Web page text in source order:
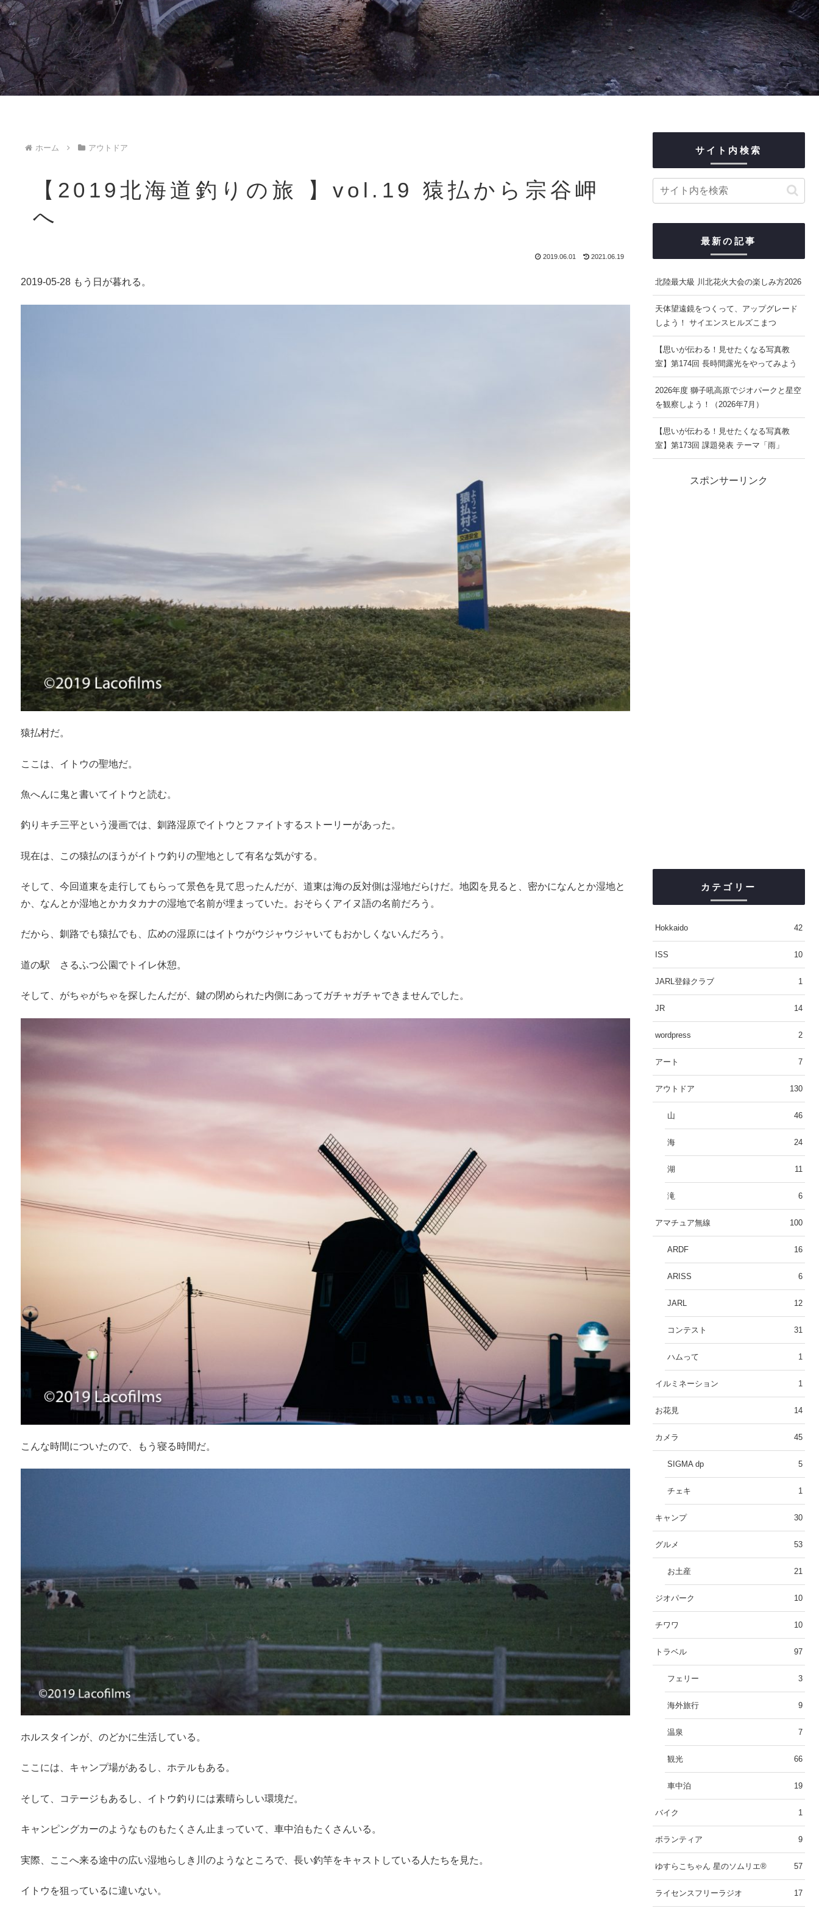
ホーム アウトドア
【2019北海道釣りの旅 】vol.19 猿払から宗谷岬
へ
2019.06.01 2021.06.19
2019-05-28 もう日が暮れる。
猿払村だ。
ここは、イトウの聖地だ。
魚へんに鬼と書いてイトウと読む。
釣りキチ三平という漫画では、釧路湿原でイトウとファイトするストーリーがあった。
現在は、この猿払のほうがイトウ釣りの聖地として有名な気がする。
そして、今回道東を走行してもらって景色を見て思ったんだが、道東は海の反対側は湿地だらけだ。地図を見ると、密かになんとか湿地と
か、なんとか湿地とかカタカナの湿地で名前が埋まっていた。おそらくアイヌ語の名前だろう。
だから、釧路でも猿払でも、広めの湿原にはイトウがウジャウジャいてもおかしくないんだろう。
道の駅 さるふつ公園でトイレ休憩。
そして、がちゃがちゃを探したんだが、鍵の閉められた内側にあってガチャガチャできませんでした。
こんな時間についたので、もう寝る時間だ。
ホルスタインが、のどかに生活している。
ここには、キャンプ場があるし、ホテルもある。
そして、コテージもあるし、イトウ釣りには素晴らしい環境だ。
キャンピングカーのようなものもたくさん止まっていて、車中泊もたくさんいる。
実際、ここへ来る途中の広い湿地らしき川のようなところで、長い釣竿をキャストしている人たちを見た。
イトウを狙っているに違いない。
サイト内検索
最新の記事
北陸最大級 川北花火大会の楽しみ方2026
天体望遠鏡をつくって、アップグレード
しよう！ サイエンスヒルズこまつ
【思いが伝わる！見せたくなる写真教
室】第174回 長時間露光をやってみよう
2026年度 獅子吼高原でジオパークと星空
を観察しよう！（2026年7月）
【思いが伝わる！見せたくなる写真教
室】第173回 課題発表 テーマ「雨」
スポンサーリンク
カテゴリー
Hokkaido 42
ISS 10
JARL登録クラブ 1
JR 14
wordpress 2
アート 7
アウトドア 130
山 46
海 24
湖 11
滝 6
アマチュア無線 100
ARDF 16
ARISS 6
JARL 12
コンテスト 31
ハムって 1
イルミネーション 1
お花見 14
カメラ 45
SIGMA dp 5
チェキ 1
キャンプ 30
グルメ 53
お土産 21
ジオパーク 10
チワワ 10
トラベル 97
フェリー 3
海外旅行 9
温泉 7
観光 66
車中泊 19
バイク 1
ボランティア 9
ゆすらこちゃん 星のソムリエ®︎ 57
ライセンスフリーラジオ 17